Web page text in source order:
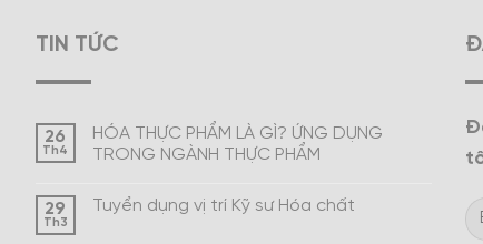
TIN TỨC
26
Th4
HÓA THỰC PHẨM LÀ GÌ? ỨNG DỤNG
TRONG NGÀNH THỰC PHẨM
29
Th3
Tuyển dụng vị trí Kỹ sư Hóa chất